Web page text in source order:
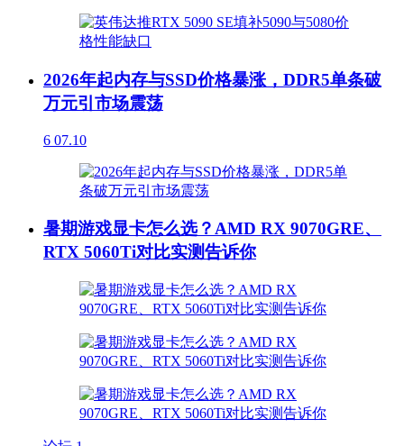
2026年起内存与SSD价格暴涨，DDR5单条破
万元引市场震荡
6 07.10
暑期游戏显卡怎么选？AMD RX 9070GRE、
RTX 5060Ti对比实测告诉你